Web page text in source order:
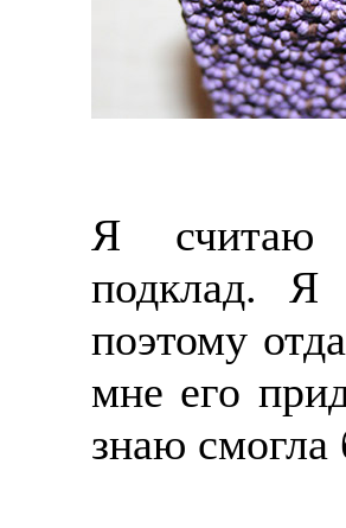
Я считаю
подклад.
поэтому
мне его
знаю смогла